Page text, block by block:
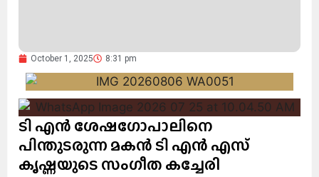
October 1, 2025 8:31 pm
ടി എൻ ശേഷഗോപാലിനെ
പിന്തുടരുന്ന മകൻ ടി എൻ എസ്
കൃഷ്ണയുടെ സംഗീത കച്ചേരി